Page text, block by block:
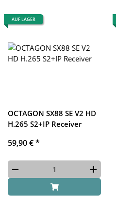
AUF LAGER
OCTAGON SX88 SE V2 HD
H.265 S2+IP Receiver
59,90 €*